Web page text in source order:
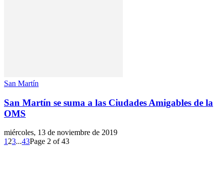
San Martín
San Martín se suma a las Ciudades Amigables de la
OMS
miércoles, 13 de noviembre de 2019
123...43Page 2 of 43